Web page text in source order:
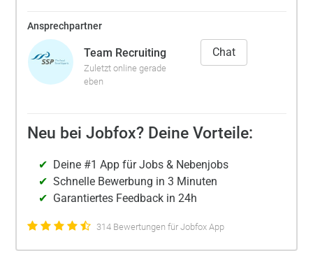
Ansprechpartner
Team Recruiting
Zuletzt online gerade
eben
Chat
Neu bei Jobfox? Deine Vorteile:
Deine #1 App für Jobs & Nebenjobs
Schnelle Bewerbung in 3 Minuten
Garantiertes Feedback in 24h
314 Bewertungen für Jobfox App